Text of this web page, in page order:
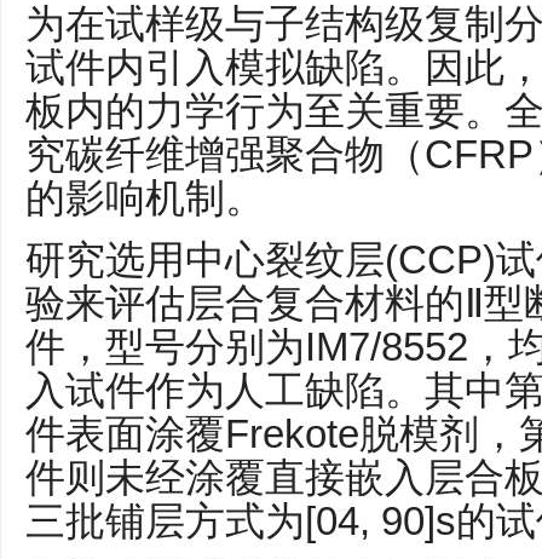
为在试样级与子结构级复制
试件内引入模拟缺陷。因此
板内的力学行为至关重要。
究碳纤维增强聚合物（
的影响机制。
研究选用中心裂纹层(CCP)
验来评估层合复合材料的Ⅱ
件，型号分别为IM7/8552，
入试件作为人工缺陷。其中
件表面涂覆Frekote脱模剂，
件则未经涂覆直接嵌入层合
三批铺层方式为[04, 90]s的